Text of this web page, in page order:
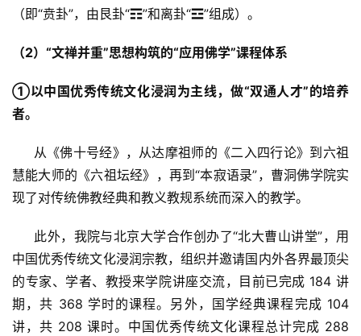
资
八
点
僧
音
（即“贲卦”，由艮卦“☶”和离卦“☲”组成）。
（2）“文禅并重”思想构筑的“应用佛学”课程体系
①以中国优秀传统文化浸润为主线，做“双通人才”的培养
者。
从《佛十号经》，从达摩祖师的《二入四行论》到六祖
慧能大师的《六祖坛经》，再到“本寂语录”，曹洞佛学院实
现了对传统佛教经典和教义教规系统而深入的教学。
此外，我院与北京大学合作创办了“北大曹山讲堂”，用
中国优秀传统文化浸润宗教，组织并邀请国内外各界最顶尖
的专家、学者、教授来学院讲座交流，目前已完成 184 讲
期，共 368 学时的课程。另外，国学经典课程完成 104
讲，共 208 课时。中国优秀传统文化课程总计完成 288